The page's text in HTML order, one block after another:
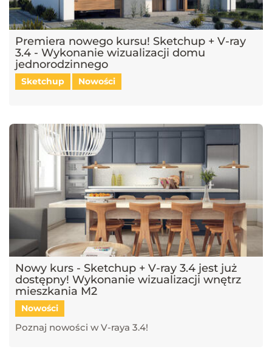
Premiera nowego kursu! Sketchup + V-ray
3.4 - Wykonanie wizualizacji domu
jednorodzinnego
Sketchup Nowości
Nowy kurs - Sketchup + V-ray 3.4 jest już
dostępny! Wykonanie wizualizacji wnętrz
mieszkania M2
Nowości
Poznaj nowości w V-raya 3.4!